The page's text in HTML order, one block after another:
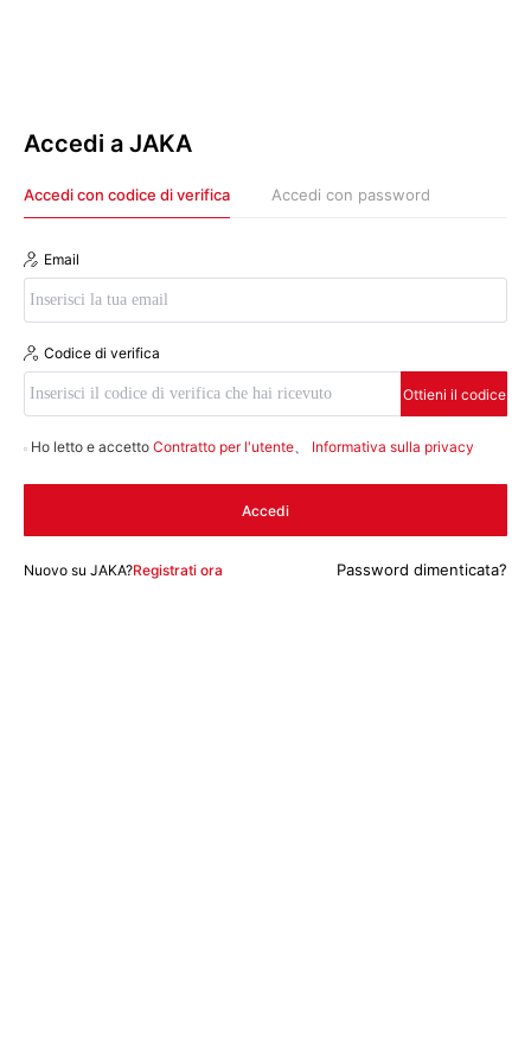
Accedi a JAKA
Accedi con codice di verifica Accedi con password
Email
Codice di verifica
Ottieni il codice
Ho letto e accettoContratto per l'utente、 Informativa sulla privacy
Accedi
Nuovo su JAKA?Registrati ora Password dimenticata?